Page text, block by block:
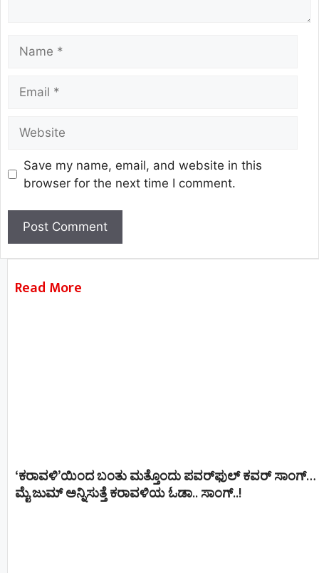
Save my name, email, and website in this
browser for the next time I comment.
Read More
‘ಕರಾವಳಿ’ಯಿಂದ ಬಂತು ಮತ್ತೊಂದು ಪವರ್‌ಫುಲ್ ಕವರ್ ಸಾಂಗ್…
ಮೈ ಜುಮ್ ಅನ್ನಿಸುತ್ತೆ ಕರಾವಳಿಯ ಓಡಾ.. ಸಾಂಗ್‌..!